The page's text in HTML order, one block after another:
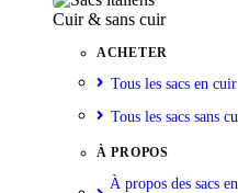
Cuir & sans cuir
ACHETER
Tous les sacs en cuir
Tous les sacs sans
À PROPOS
À propos des sacs